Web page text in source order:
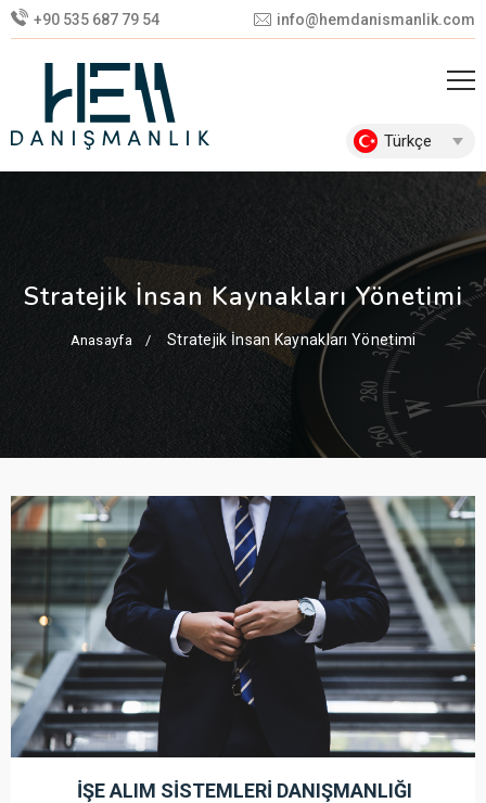
+90 535 687 79 54 info@hemdanismanlik.com
Türkçe
Stratejik İnsan Kaynakları Yönetimi
Anasayfa Stratejik İnsan Kaynakları Yönetimi
İŞE ALIM SISTEMLERI DANIŞMANLIĞI